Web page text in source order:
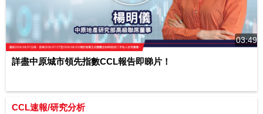
03:49
詳盡中原城市領先指數CCL報告即睇片！
CCL速報/研究分析